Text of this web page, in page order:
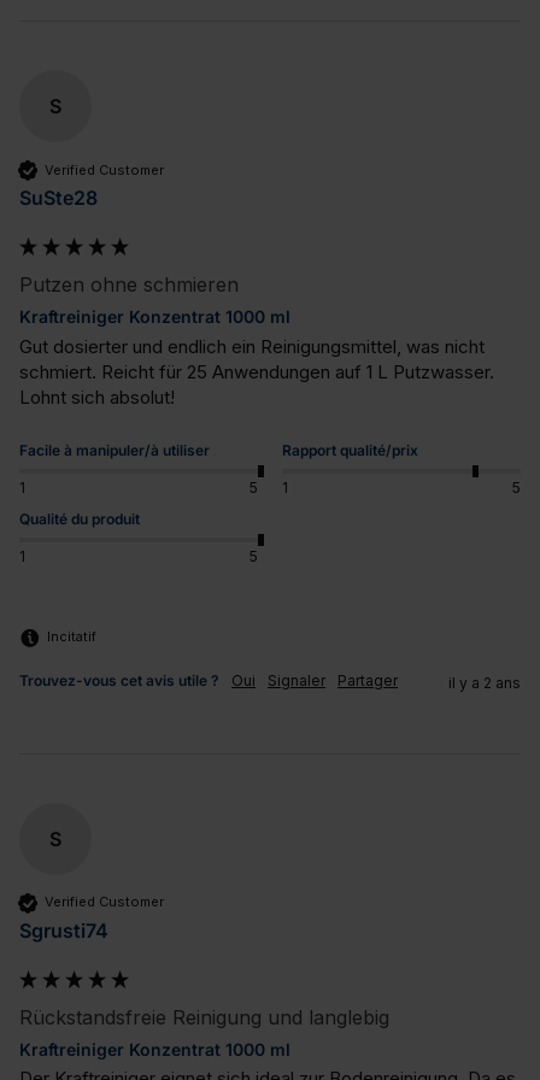
S
Verified Customer
SuSte28
Putzen ohne schmieren
Kraftreiniger Konzentrat 1000 ml
Gut dosierter und endlich ein Reinigungsmittel, was nicht
schmiert. Reicht für 25 Anwendungen auf 1 L Putzwasser.
Lohnt sich absolut!
Facile à manipuler/à utiliser
1 5
Rapport qualité/prix
1
5
Qualité du produit
1 5
Incitatif
Trouvez-vous cet avis utile ? Oui Signaler Partager il y a 2 ans
S
Verified Customer
Sgrusti74
Rückstandsfreie Reinigung und langlebig
Kraftreiniger Konzentrat 1000 ml